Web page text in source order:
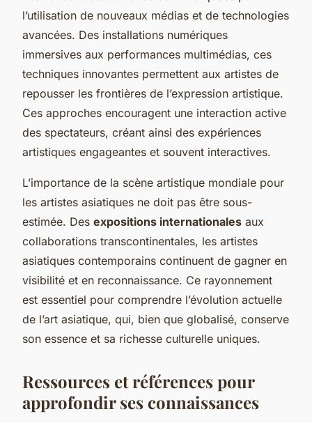
l’utilisation de nouveaux médias et de technologies
avancées. Des installations numériques
immersives aux performances multimédias, ces
techniques innovantes permettent aux artistes de
repousser les frontières de l’expression artistique.
Ces approches encouragent une interaction active
des spectateurs, créant ainsi des expériences
artistiques engageantes et souvent interactives.
L’importance de la scène artistique mondiale pour
les artistes asiatiques ne doit pas être sous-
estimée. Des expositions internationales aux
collaborations transcontinentales, les artistes
asiatiques contemporains continuent de gagner en
visibilité et en reconnaissance. Ce rayonnement
est essentiel pour comprendre l’évolution actuelle
de l’art asiatique, qui, bien que globalisé, conserve
son essence et sa richesse culturelle uniques.
Ressources et références pour
approfondir ses connaissances